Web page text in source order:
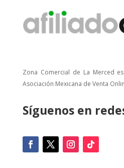
Zona Comercial de La Merced
Asociación Mexicana de Venta
Síguenos en